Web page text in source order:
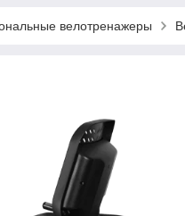
велотренажеры